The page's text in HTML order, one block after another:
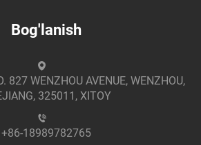
Bog'lanish
827 WENZHOU AVENUE, WENZHOU,
325011, XITOY
+86-18989782765